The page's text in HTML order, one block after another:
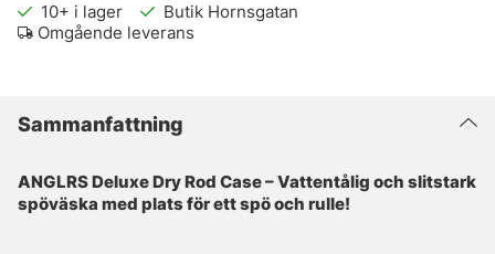
10+ i lager
Butik Hornsgatan
Omgående leverans
Sammanfattning
ANGLRS Deluxe Dry Rod Case – Vattentålig och slitstark
spöväska med plats för ett spö och rulle!